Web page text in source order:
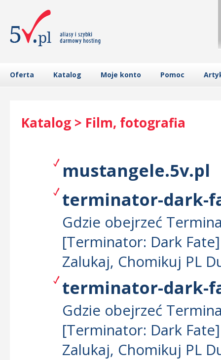
Oferta Katalog Moje konto Pomoc
Katalog > Film, fotografia
mustangele.5v.pl
terminator-dark-
Gdzie obejrzeć
[Terminator: Dark
Zalukaj, Chomikuj PL
terminator-dark-
Gdzie obejrzeć
[Terminator: Dark
Zalukaj, Chomikuj PL